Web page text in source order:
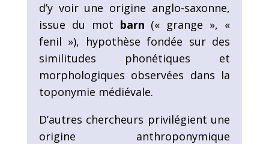
d’y voir une origine anglo-saxonne,
issue du mot barn (« grange », «
fenil »), hypothèse fondée sur des
similitudes phonétiques et
morphologiques observées dans la
toponymie médiévale.
D’autres chercheurs privilégient une
origine anthroponymique